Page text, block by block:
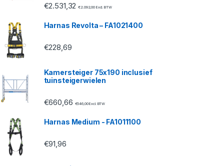
€2.531,32 €2.092,00Excl. BTW
Harnas Revolta – FA1021400
€228,69
Kamersteiger 75x190 inclusief
tuinsteigerwielen
€660,66 €546,00Excl. BTW
Harnas Medium - FA1011100
€91,96